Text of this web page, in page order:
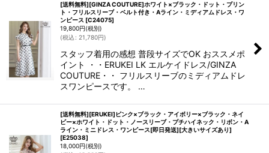
[送料無料][GINZA COUTURE]ホワイト×ブラック・ドット・プリン
ト・フリルスリーブ・ベルト付き・Aライン・ミディアムドレス・ワ
ンピース [C24075]
19,800円(税別)
(税込 : 21,780円)
スタッフ着用の感想 普段サイズでOK おススメポ
イント ・・ERUKEI LK エルケイドレス/GINZA
COUTURE・・ フリルスリーブのミディアムドレ
スワンピースです。 …
[送料無料][ERUKEI]ピンク×ブラック・アイボリー×ブラック・ネイ
ビー×ホワイト・ドット・ノースリーブ・プチハイネック・リボン・A
ライン・ミニドレス・ワンピース[即日発送][大きいサイズあり]
[E25038]
18,000円(税別)